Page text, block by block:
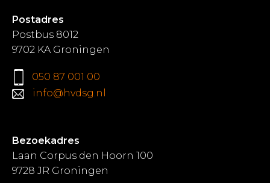
Postadres
Postbus 8012
9702 KA Groningen
050 87 001 00
info@hvdsg.nl
Bezoekadres
Laan Corpus den Hoorn 100
9728 JR Groningen